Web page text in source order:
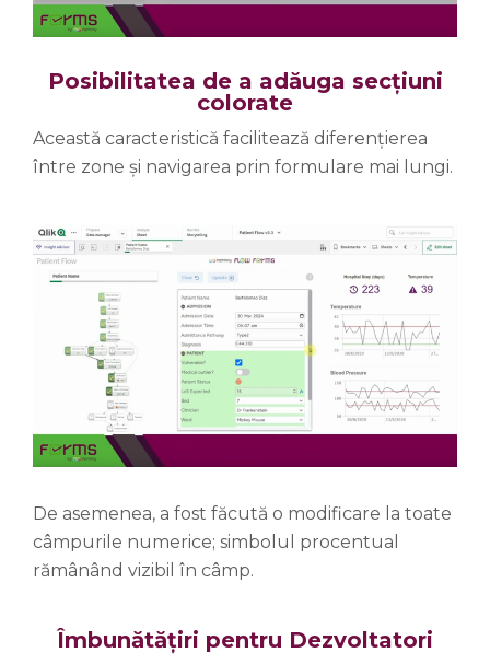
Posibilitatea de a adăuga secțiuni
colorate
Această caracteristică facilitează diferențierea
între zone și navigarea prin formulare mai lungi.
De asemenea, a fost făcută o modificare la toate
câmpurile numerice; simbolul procentual
rămânând vizibil în câmp.
Îmbunătățiri pentru Dezvoltatori